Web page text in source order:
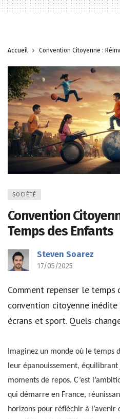
Accueil Convention Citoyenne :
SOCIÉTÉ
Convention
Temps des Enfants
Steven Soarez
17/05/2025
Comment repenser le temps
convention citoyenne inédite
écrans et sport. Quels
Imaginez un monde où le temps
leur épanouissement,
moments de repos. C’est
qui démarre en France,
horizons pour réfléchir à l’avenir